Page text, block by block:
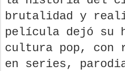
brutalidad y
película dejó su
cultura pop, con
en series,